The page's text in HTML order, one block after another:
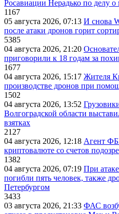
Росавиации Нерадько по делу
1167
05 августа 2026, 07:13 И снова
после атаки дронов горит
5385
04 августа 2026, 21:20
приговорили к 18 годам за
1677
04 августа 2026, 15:17 Жителя
производстве дронов при
1502
04 августа 2026, 13:52
Волгоградской области
взятках
2127
04 августа 2026, 12:18 Агент
криптовалюте со счетов
1382
04 августа 2026, 07:19 При
погибли пять человек, также
Петербургом
3433
03 августа 2026, 21:33 ФАС